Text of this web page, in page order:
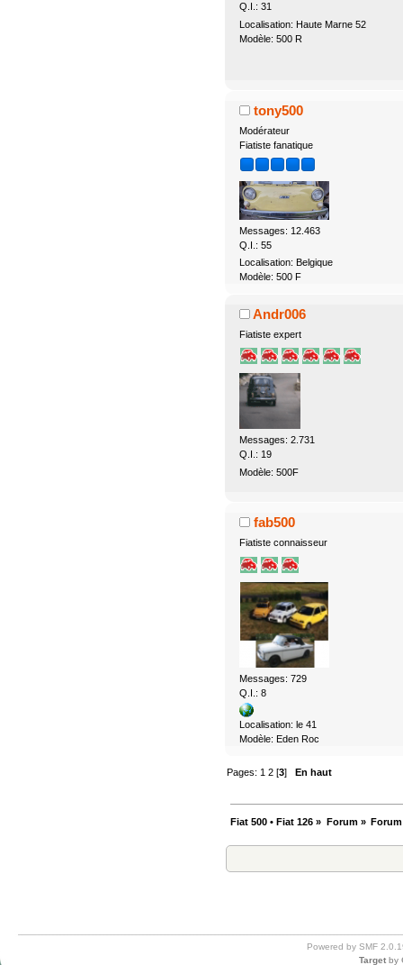
Q.I.: 31
Localisation: Haute Marne 52
Modèle: 500 R
tony500
Modérateur
Fiatiste fanatique
Messages: 12.463
Q.I.: 55
Localisation: Belgique
Modèle: 500 F
Andr006
Fiatiste expert
Messages: 2.731
Q.I.: 19
Modèle: 500F
fab500
Fiatiste connaisseur
Messages: 729
Q.I.: 8
Localisation: le 41
Modèle: Eden Roc
Pages: 1 2 [3]En haut
Fiat 500 • Fiat 126 » Forum»
Powered by SMF
Target by